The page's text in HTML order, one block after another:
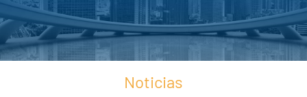
Noticias